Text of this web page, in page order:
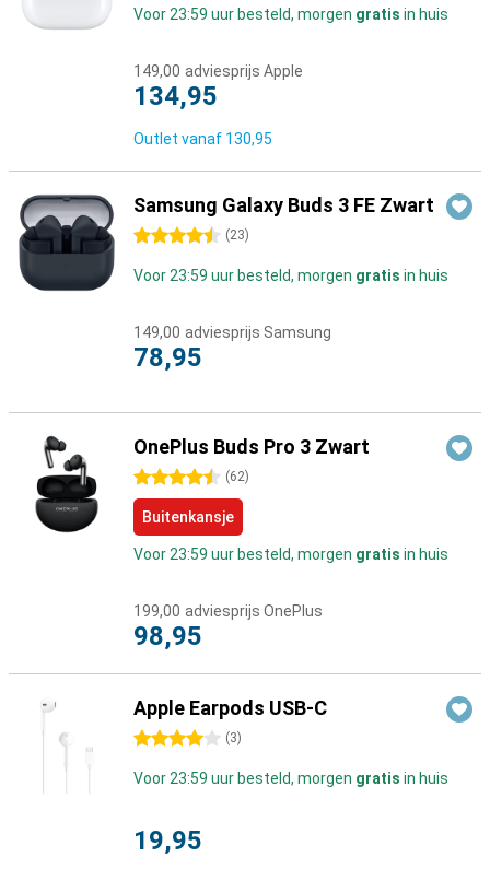
Voor 23:59 uur besteld, morgen gratis in huis
149,00 adviesprijs Apple
134,95
Outlet vanaf 130,95
Samsung Galaxy Buds 3 FE Zwart
4.5 sterren (23)
Voor 23:59 uur besteld, morgen gratis in huis
149,00 adviesprijs Samsung
78,95
OnePlus Buds Pro 3 Zwart
4.5 sterren (62)
Buitenkansje
Voor 23:59 uur besteld, morgen gratis in huis
199,00 adviesprijs OnePlus
98,95
Apple Earpods USB-C
4 sterren (3)
Voor 23:59 uur besteld, morgen gratis in huis
19,95